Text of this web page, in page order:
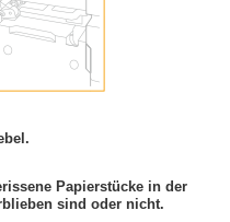
Papierstücke in der
sind oder nicht.